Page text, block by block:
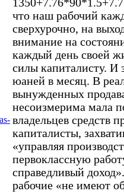
что наш рабочий
сверхурочно, на
внимание на
каждый день своей
силы капиталисту. И
юаней в месяц. В
вынужденных
несоизмерима мала
владельцев средств
капиталисты,
«управляя
первоклассную
справедливый
рабочие «не имеют